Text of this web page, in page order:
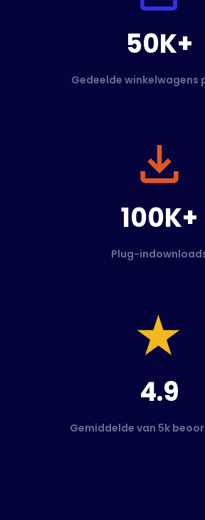
50K+
Gedeelde winkelwagens
100K+
Plug-
4.9
Gemiddelde van 5k